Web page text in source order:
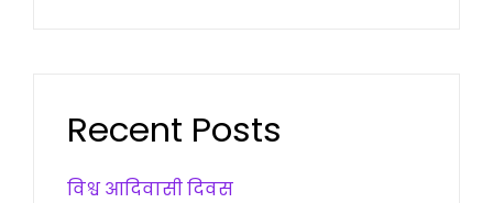
Recent Posts
विश्व आदिवासी दिवस